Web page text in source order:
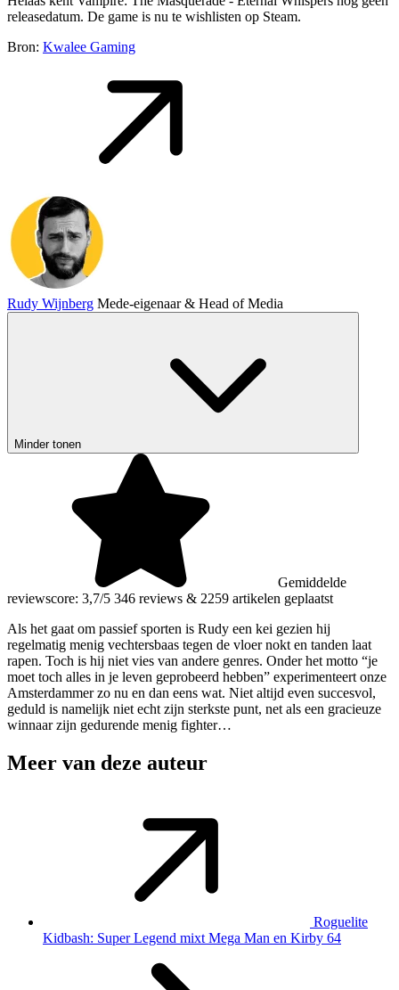
releasedatum. De game is nu te wishlisten op Steam.
Bron: Kwalee Gaming
Rudy Wijnberg Mede-eigenaar & Head of Media
Minder tonen
Gemiddelde
reviewscore: 3,7/5 346 reviews & 2259 artikelen geplaatst
Als het gaat om passief sporten is Rudy een kei gezien hij
regelmatig menig vechtersbaas tegen de vloer nokt en tanden laat
rapen. Toch is hij niet vies van andere genres. Onder het motto “je
moet toch alles in je leven geprobeerd hebben” experimenteert onze
Amsterdammer zo nu en dan eens wat. Niet altijd even succesvol,
geduld is namelijk niet echt zijn sterkste punt, net als een gracieuze
winnaar zijn gedurende menig fighter…
Meer van deze auteur
Roguelite
Kidbash: Super Legend mixt Mega Man en Kirby 64